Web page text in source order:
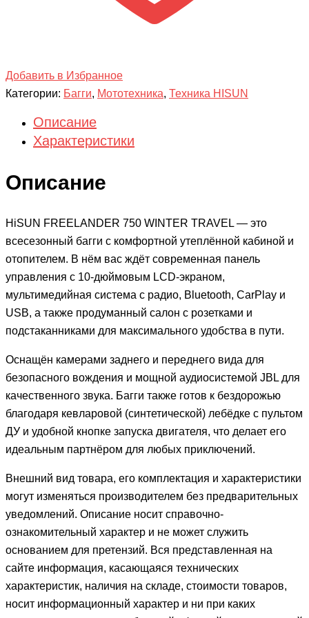
Добавить в Избранное
Категории: Багги, Мототехника, Техника HISUN
Описание
Характеристики
Описание
HiSUN FREELANDER 750 WINTER TRAVEL — это
всесезонный багги с комфортной утеплённой кабиной и
отопителем. В нём вас ждёт современная панель
управления с 10-дюймовым LCD-экраном,
мультимедийная система с радио, Bluetooth, CarPlay и
USB, а также продуманный салон с розетками и
подстаканниками для максимального удобства в пути.
Оснащён камерами заднего и переднего вида для
безопасного вождения и мощной аудиосистемой JBL для
качественного звука. Багги также готов к бездорожью
благодаря кевларовой (синтетической) лебёдке с пультом
ДУ и удобной кнопке запуска двигателя, что делает его
идеальным партнёром для любых приключений.
Внешний вид товара, его комплектация и характеристики
могут изменяться производителем без предварительных
уведомлений. Описание носит справочно-
ознакомительный характер и не может служить
основанием для претензий. Вся представленная на
сайте информация, касающаяся технических
характеристик, наличия на складе, стоимости товаров,
носит информационный характер и ни при каких